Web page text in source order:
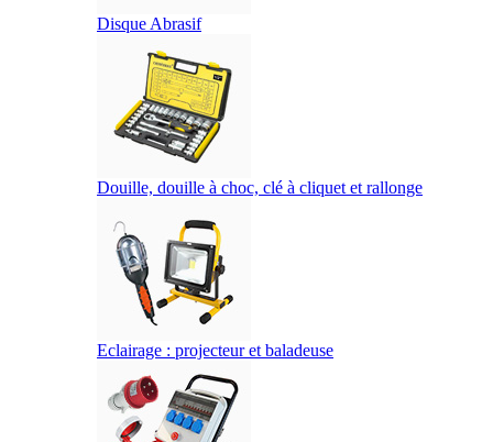
Disque Abrasif
Douille, douille à choc, clé à cliquet et rallonge
Eclairage : projecteur et baladeuse